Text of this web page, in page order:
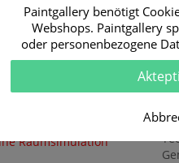
92
Simulation
Raumsimulation
Paintgallery benötigt
Webshops. Paintgallery
oder personenbezogene